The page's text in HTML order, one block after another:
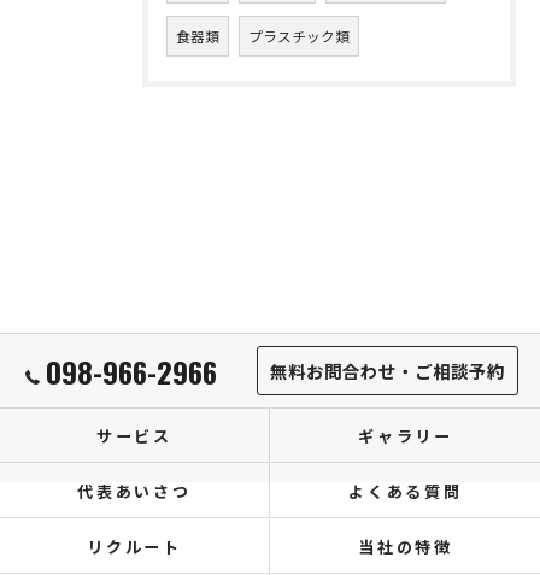
食器類 プラスチック類
098-966-2966 無料お問合わせ・ご相談予約
サービス ギャラリー
代表あいさつ よくある質問
リクルート 当社の特徴